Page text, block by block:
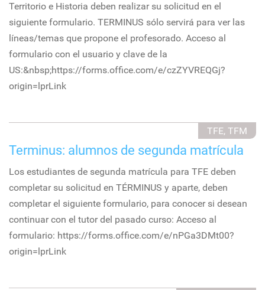
Territorio e Historia deben realizar su solicitud en el
siguiente formulario. TERMINUS sólo servirá para ver las
líneas/temas que propone el profesorado. Acceso al
formulario con el usuario y clave de la
US:&nbsp;https://forms.office.com/e/czZYVREQGj?
origin=lprLink
TFE, TFM
Terminus: alumnos de segunda matrícula
Los estudiantes de segunda matrícula para TFE deben
completar su solicitud en TÉRMINUS y aparte, deben
completar el siguiente formulario, para conocer si desean
continuar con el tutor del pasado curso: Acceso al
formulario: https://forms.office.com/e/nPGa3DMt00?
origin=lprLink